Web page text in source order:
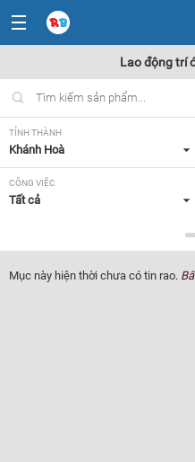
Lao động trí
TỈNH THÀNH
Khánh Hoà
CÔNG VIỆC
Tất cả
Tất cả
Mục này hiện thời chưa có tin rao.